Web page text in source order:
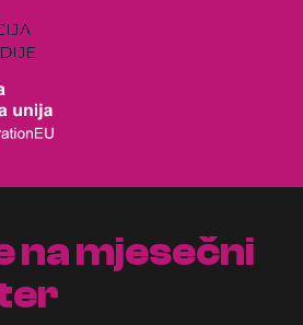
na mjesečni